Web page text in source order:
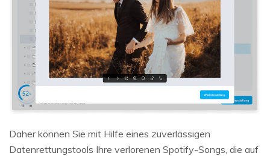
Daher können Sie mit Hilfe eines zuverlässigen
Datenrettungstools Ihre verlorenen Spotify-Songs, die auf